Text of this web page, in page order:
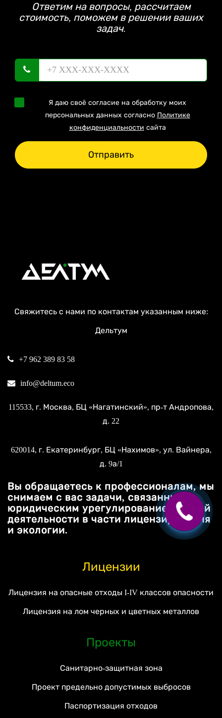
Ответим на вопросы, рассчитаем
стоимость, поможем в решении ваших
задач.
Я даю своё согласие на обработку моих
персональных данных согласно Политике
конфиденциальности сайта
Отправить
Свяжитесь с нами по контактам указанным ниже:
Дельтум
+7 962 389 83 58
info@deltum.eco
115533, г. Москва, БЦ «Нагатинский», пр-т Андропова,
д. 22
620014, г. Екатеринбург, БЦ «Нахимов», ул. Вайнера,
д. 9а/1
Вы обращаетесь к профессионалам, мы
снимаем с вас задачи, связанные с
юридическим урегулированием вашей
деятельности в части лицензирования
и экологии.
Лицензии
Лицензия на опасные отходы I-IV классов опасности
Лицензия на лом черных и цветных металлов
Проекты
Санитарно-защитная зона
Проект предельно допустимых выбросов
Паспортизация отходов